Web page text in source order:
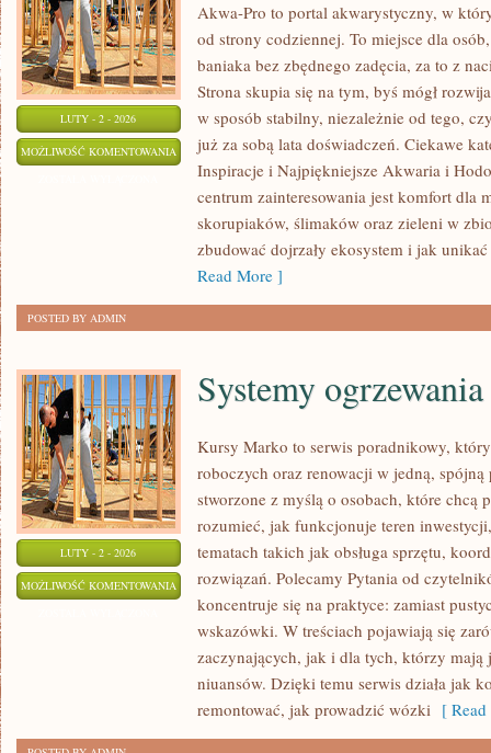
LUTY - 2 - 2026
MOŻLIWOŚĆ KOMENTOWANIA ZAKŁADANIE
AKWARIUM
Akwa-Pro to portal akwarystyczny, w
od strony codziennej. To miejsce dla
baniaka bez zbędnego zadęcia, za to z
Strona skupia się na tym, byś mógł
w sposób stabilny, niezależnie od tego,
już za sobą lata doświadczeń. Ciekawe
Inspiracje i Najpiękniejsze Akwaria i
centrum zainteresowania jest komfort dla
skorupiaków, ślimaków oraz zieleni w
zbudować dojrzały ekosystem i jak
Read More ]
POSTED BY ADMIN
LUTY - 2 - 2026
MOŻLIWOŚĆ KOMENTOWANIA SYSTEMY
OGRZEWANIA
CHŁODZENIA
Systemy
Kursy Marko to serwis poradnikowy,
roboczych oraz renowacji w jedną,
stworzone z myślą o osobach, które chcą
rozumieć, jak funkcjonuje teren
tematach takich jak obsługa sprzętu,
rozwiązań. Polecamy Pytania od
koncentruje się na praktyce: zamiast
wskazówki. W treściach pojawiają się
zaczynających, jak i dla tych, którzy mają
niuansów. Dzięki temu serwis działa jak
remontować, jak prowadzić wózki [